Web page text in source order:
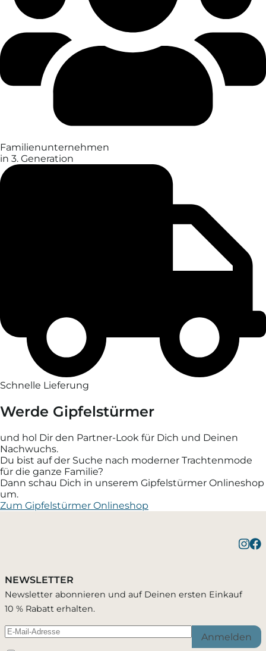
Familien­unter­nehmen
in 3. Generation
Schnelle Lieferung
Werde Gipfelstürmer
und hol Dir den Partner-Look für Dich und Deinen
Nachwuchs.
Du bist auf der Suche nach moderner Trachtenmode
für die ganze Familie?
Dann schau Dich in unserem Gipfelstürmer Onlineshop
um.
Zum Gipfelstürmer Onlineshop
NEWSLETTER
Newsletter abonnieren und auf Deinen ersten Einkauf
10 % Rabatt erhalten.
Anmelden